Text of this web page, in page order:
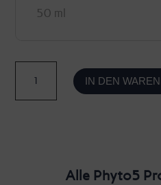
50 ml
IN DEN
Alle Phyto5